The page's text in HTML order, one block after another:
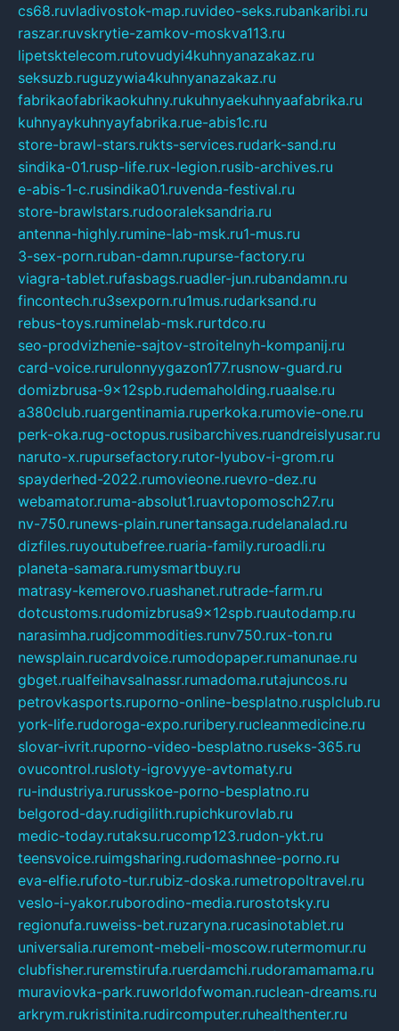
cs68.ruvladivostok-map.ruvideo-seks.rubankaribi.ru
raszar.ruvskrytie-zamkov-moskva113.ru
lipetsktelecom.rutovudyi4kuhnyanazakaz.ru
seksuzb.ruguzywia4kuhnyanazakaz.ru
fabrikaofabrikaokuhny.rukuhnyaekuhnyaafabrika.ru
kuhnyaykuhnyayfabrika.rue-abis1c.ru
store-brawl-stars.rukts-services.rudark-sand.ru
sindika-01.rusp-life.rux-legion.rusib-archives.ru
e-abis-1-c.rusindika01.ruvenda-festival.ru
store-brawlstars.rudooraleksandria.ru
antenna-highly.rumine-lab-msk.ru1-mus.ru
3-sex-porn.ruban-damn.rupurse-factory.ru
viagra-tablet.rufasbags.ruadler-jun.rubandamn.ru
fincontech.ru3sexporn.ru1mus.rudarksand.ru
rebus-toys.ruminelab-msk.rurtdco.ru
seo-prodvizhenie-sajtov-stroitelnyh-kompanij.ru
card-voice.rurulonnyygazon177.rusnow-guard.ru
domizbrusa-9x12spb.rudemaholding.ruaalse.ru
a380club.ruargentinamia.ruperkoka.rumovie-one.ru
perk-oka.rug-octopus.rusibarchives.ruandreislyusar.ru
naruto-x.rupursefactory.rutor-lyubov-i-grom.ru
spayderhed-2022.rumovieone.ruevro-dez.ru
webamator.ruma-absolut1.ruavtopomosch27.ru
nv-750.runews-plain.runertansaga.rudelanalad.ru
dizfiles.ruyoutubefree.ruaria-family.ruroadli.ru
planeta-samara.rumysmartbuy.ru
matrasy-kemerovo.ruashanet.rutrade-farm.ru
dotcustoms.rudomizbrusa9x12spb.ruautodamp.ru
narasimha.rudjcommodities.runv750.rux-ton.ru
newsplain.rucardvoice.rumodopaper.rumanunae.ru
gbget.rualfeihavsalnassr.rumadoma.rutajuncos.ru
petrovkasports.ruporno-online-besplatno.rusplclub.ru
york-life.rudoroga-expo.ruribery.rucleanmedicine.ru
slovar-ivrit.ruporno-video-besplatno.ruseks-365.ru
ovucontrol.rusloty-igrovyye-avtomaty.ru
ru-industriya.rurusskoe-porno-besplatno.ru
belgorod-day.rudigilith.rupichkurovlab.ru
medic-today.rutaksu.rucomp123.rudon-ykt.ru
teensvoice.ruimgsharing.rudomashnee-porno.ru
eva-elfie.rufoto-tur.rubiz-doska.rumetropoltravel.ru
veslo-i-yakor.ruborodino-media.rurostotsky.ru
regionufa.ruweiss-bet.ruzaryna.rucasinotablet.ru
universalia.ruremont-mebeli-moscow.rutermomur.ru
clubfisher.ruremstirufa.ruerdamchi.rudoramamama.ru
muraviovka-park.ruworldofwoman.ruclean-dreams.ru
arkrym.rukristinita.rudircomputer.ruhealthenter.ru